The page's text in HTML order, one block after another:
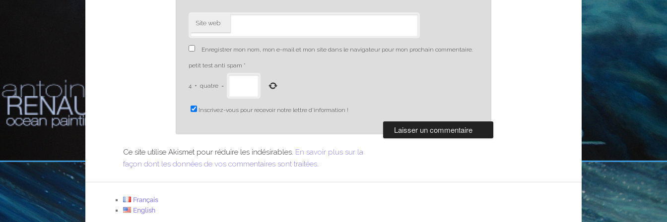
Site web
Enregistrer mon nom, mon e-mail et mon site dans le navigateur pour mon prochain commentaire.
petit test anti spam *
4 + quatre =
Inscrivez-vous pour recevoir notre lettre d'information !
Ce site utilise Akismet pour réduire les indésirables. En savoir plus sur la
façon dont les données de vos commentaires sont traitées.
Français
English